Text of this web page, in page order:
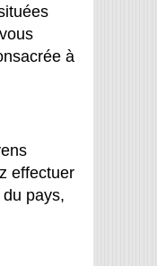
vous
à
effectuer
pays,